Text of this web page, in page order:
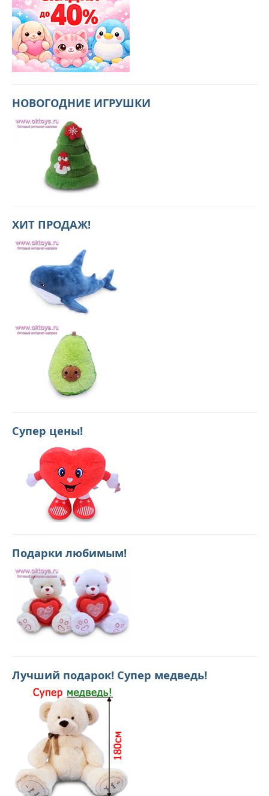
НОВОГОДНИЕ ИГРУШКИ
ХИТ ПРОДАЖ!
Супер цены!
Подарки любимым!
Лучший подарок! Супер медведь!